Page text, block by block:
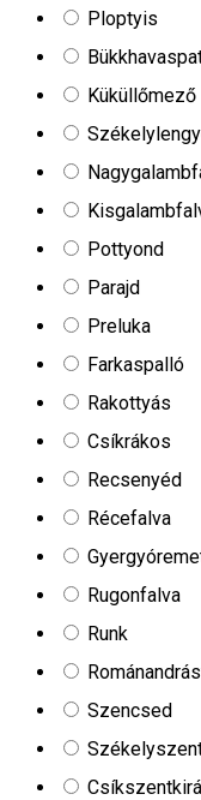
Ploptyis
Küküllőmező
Pottyond
Parajd
Preluka
Farkaspalló
Rakottyás
Csíkrákos
Recsenyéd
Récefalva
Rugonfalva
Runk
Szencsed
Az Altus Hotel &
vendégeit Parajdon,
helyszíni
síkképernyős TV-vel
szobákhoz saját
biztosított. A
illetve
wellness-
pezsgőfürdő és
legközelebbi